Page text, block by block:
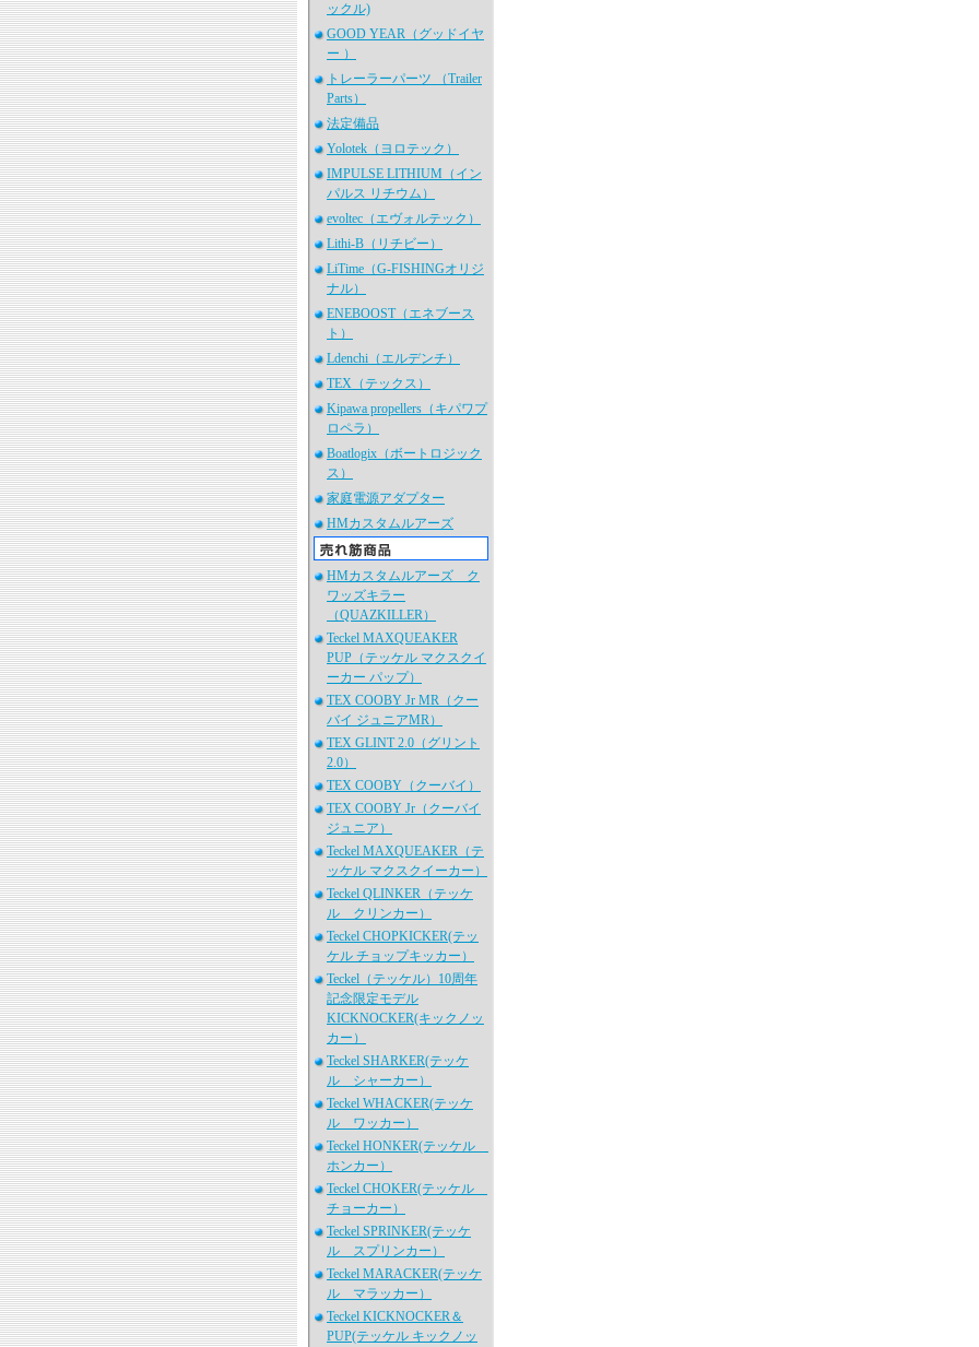
ックル)
GOOD YEAR（グッドイヤ
ー ）
トレーラーパーツ （Trailer
Parts）
法定備品
Yolotek（ヨロテック）
IMPULSE LITHIUM（イン
パルス リチウム）
evoltec（エヴォルテック）
Lithi-B（リチビー）
LiTime（G-FISHINGオリジ
ナル）
ENEBOOST（エネブース
ト）
Ldenchi（エルデンチ）
TEX（テックス）
Kipawa propellers（キパワプ
ロペラ）
Boatlogix（ボートロジック
ス）
家庭電源アダプター
HMカスタムルアーズ
HMカスタムルアーズ ク
ワッズキラー
（QUAZKILLER）
Teckel MAXQUEAKER
PUP（テッケル マクスクイ
ーカー パップ）
TEX COOBY Jr MR（クー
バイ ジュニアMR）
TEX GLINT 2.0（グリント
2.0）
TEX COOBY（クーバイ）
TEX COOBY Jr（クーバイ
ジュニア）
Teckel MAXQUEAKER（テ
ッケル マクスクイーカー）
Teckel QLINKER（テッケ
ル クリンカー）
Teckel CHOPKICKER(テッ
ケル チョップキッカー）
Teckel（テッケル）10周年
記念限定モデル
KICKNOCKER(キックノッ
カー）
Teckel SHARKER(テッケ
ル シャーカー）
Teckel WHACKER(テッケ
ル ワッカー）
Teckel HONKER(テッケル
ホンカー）
Teckel CHOKER(テッケル
チョーカー）
Teckel SPRINKER(テッケ
ル スプリンカー）
Teckel MARACKER(テッケ
ル マラッカー）
Teckel KICKNOCKER＆
PUP(テッケル キックノッ